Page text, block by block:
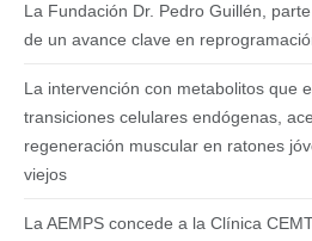
La Fundación Dr. Pedro Guillén,
de un avance clave en
La intervención con metabolitos que
transiciones celulares endógenas,
regeneración muscular en ratones
viejos
La AEMPS concede a la Clínica